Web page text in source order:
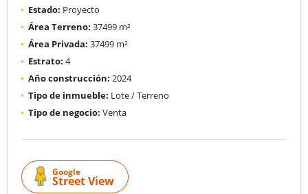
Estado: Proyecto
Área Terreno: 37499 m²
Área Privada: 37499 m²
Estrato: 4
Año construcción: 2024
Tipo de inmueble: Lote / Terreno
Tipo de negocio: Venta
Google
Street View